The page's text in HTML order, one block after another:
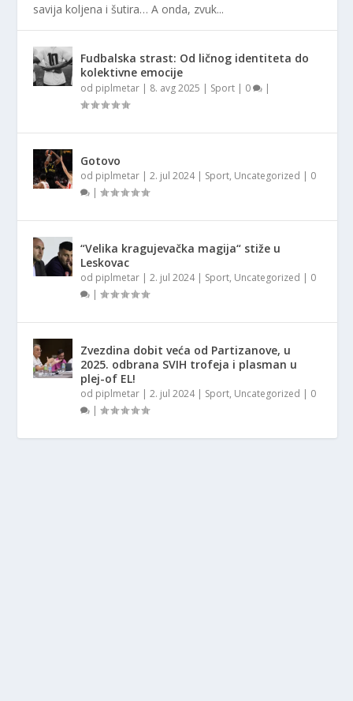
savija koljena i šutira… A onda, zvuk...
Fudbalska strast: Od ličnog identiteta do
kolektivne emocije
od piplmetar | 8. avg 2025 | Sport | 0 |
Gotovo
od piplmetar |2. jul 2024| Sport, Uncategorized | 0
|
“Velika kragujevačka magija“ stiže u
Leskovac
od piplmetar |2. jul 2024| Sport, Uncategorized | 0
|
Zvezdina dobit veća od Partizanove, u
2025. odbrana SVIH trofeja i plasman u
plej-of EL!
od piplmetar |2. jul 2024| Sport, Uncategorized | 0
|